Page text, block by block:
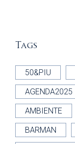
Tags
50&PIU
AGENDA2025
AMBIENTE
BARMAN